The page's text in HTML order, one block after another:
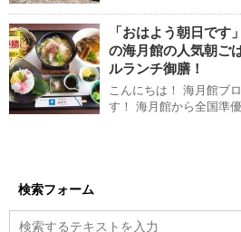
「おはよう朝日で
の海月館の人気朝ご
ルランチ御膳！
こんにちは！ 海月館ブ
す！ 海月館から全国準
検索フォーム